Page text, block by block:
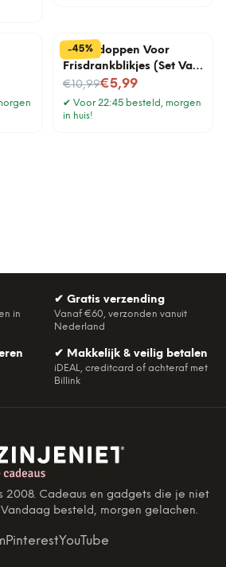
-45%
Afsluitdoppen Voor
Frisdrankblikjes (Set Van
6)
€10,99
Nu voor€5,99
✔ Voor 22:45 besteld, morgen
in huis!
in
✔ Gratis verzending
Vanaf €60, verzonden vanuit
Nederland
✔ Makkelijk & veilig betalen
iDEAL, creditcard of achteraf met
Billink
2008. Cadeaus en gadgets die je niet
besteld, morgen gelachen.
PinterestYouTube